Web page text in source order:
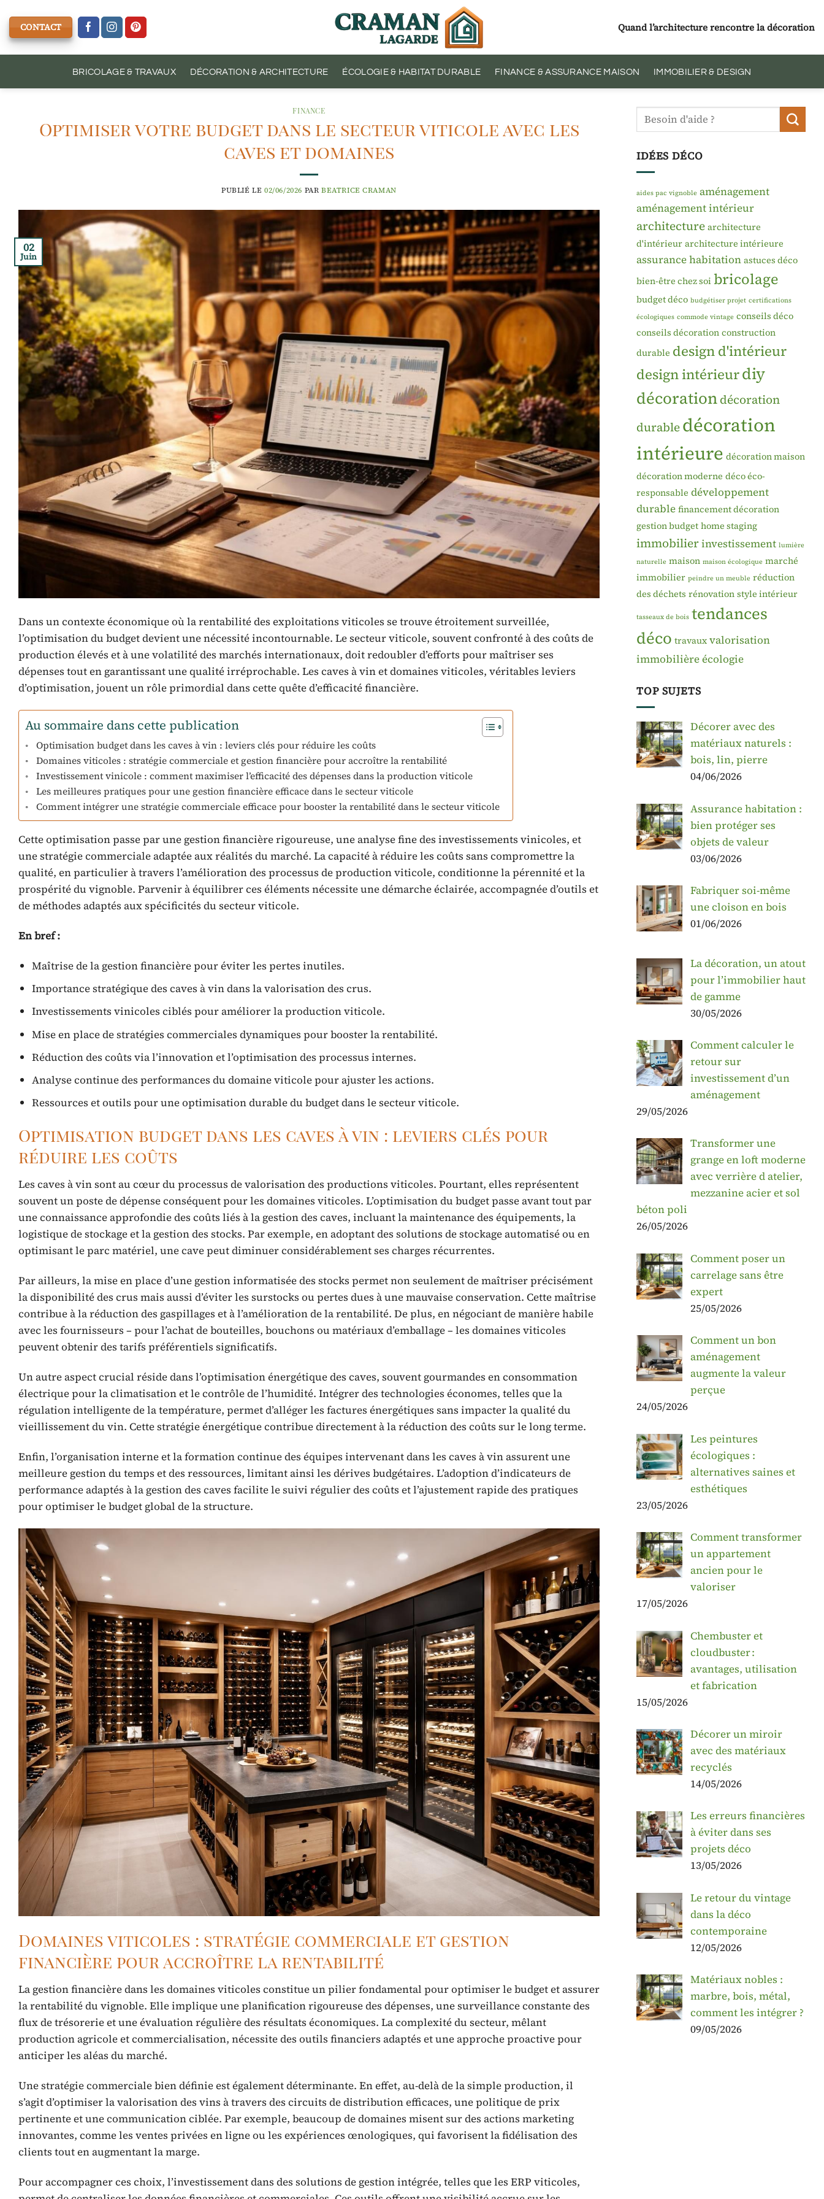
au
contenu
CONTACT Quand l’architecture rencontre la décoration
BRICOLAGE & TRAVAUX DÉCORATION & ARCHITECTURE ÉCOLOGIE & HABITAT DURABLE FINANCE & ASSURANCE MAISON IMMOBILIER & DESIGN
FINANCE
Optimiser votre budget dans le secteur viticole avec les
caves et domaines
PUBLIÉ LE02/06/2026 PAR BEATRICE CRAMAN
02
Juin
Dans un contexte économique où la rentabilité des exploitations viticoles se trouve étroitement surveillée,
l’optimisation du budget devient une nécessité incontournable. Le secteur viticole, souvent confronté à des coûts de
production élevés et à une volatilité des marchés internationaux, doit redoubler d’efforts pour maîtriser ses
dépenses tout en garantissant une qualité irréprochable. Les caves à vin et domaines viticoles, véritables leviers
d’optimisation, jouent un rôle primordial dans cette quête d’efficacité financière.
Au sommaire dans cette publication
Optimisation budget dans les caves à vin : leviers clés pour réduire les coûts
Domaines viticoles : stratégie commerciale et gestion financière pour accroître la rentabilité
Investissement vinicole : comment maximiser l’efficacité des dépenses dans la production viticole
Les meilleures pratiques pour une gestion financière efficace dans le secteur viticole
Comment intégrer une stratégie commerciale efficace pour booster la rentabilité dans le secteur viticole
Cette optimisation passe par une gestion financière rigoureuse, une analyse fine des investissements vinicoles, et
une stratégie commerciale adaptée aux réalités du marché. La capacité à réduire les coûts sans compromettre la
qualité, en particulier à travers l’amélioration des processus de production viticole, conditionne la pérennité et la
prospérité du vignoble. Parvenir à équilibrer ces éléments nécessite une démarche éclairée, accompagnée d’outils et
de méthodes adaptés aux spécificités du secteur viticole.
En bref :
Maîtrise de la gestion financière pour éviter les pertes inutiles.
Importance stratégique des caves à vin dans la valorisation des crus.
Investissements vinicoles ciblés pour améliorer la production viticole.
Mise en place de stratégies commerciales dynamiques pour booster la rentabilité.
Réduction des coûts via l’innovation et l’optimisation des processus internes.
Analyse continue des performances du domaine viticole pour ajuster les actions.
Ressources et outils pour une optimisation durable du budget dans le secteur viticole.
Optimisation budget dans les caves à vin : leviers clés pour
réduire les coûts
Les caves à vin sont au cœur du processus de valorisation des productions viticoles. Pourtant, elles représentent
souvent un poste de dépense conséquent pour les domaines viticoles. L’optimisation du budget passe avant tout par
une connaissance approfondie des coûts liés à la gestion des caves, incluant la maintenance des équipements, la
logistique de stockage et la gestion des stocks. Par exemple, en adoptant des solutions de stockage automatisé ou en
optimisant le parc matériel, une cave peut diminuer considérablement ses charges récurrentes.
Par ailleurs, la mise en place d’une gestion informatisée des stocks permet non seulement de maîtriser précisément
la disponibilité des crus mais aussi d’éviter les surstocks ou pertes dues à une mauvaise conservation. Cette maîtrise
contribue à la réduction des gaspillages et à l’amélioration de la rentabilité. De plus, en négociant de manière habile
avec les fournisseurs – pour l’achat de bouteilles, bouchons ou matériaux d’emballage – les domaines viticoles
peuvent obtenir des tarifs préférentiels significatifs.
Un autre aspect crucial réside dans l’optimisation énergétique des caves, souvent gourmandes en consommation
électrique pour la climatisation et le contrôle de l’humidité. Intégrer des technologies économes, telles que la
régulation intelligente de la température, permet d’alléger les factures énergétiques sans impacter la qualité du
vieillissement du vin. Cette stratégie énergétique contribue directement à la réduction des coûts sur le long terme.
Enfin, l’organisation interne et la formation continue des équipes intervenant dans les caves à vin assurent une
meilleure gestion du temps et des ressources, limitant ainsi les dérives budgétaires. L’adoption d’indicateurs de
performance adaptés à la gestion des caves facilite le suivi régulier des coûts et l’ajustement rapide des pratiques
pour optimiser le budget global de la structure.
Domaines viticoles : stratégie commerciale et gestion
financière pour accroître la rentabilité
La gestion financière dans les domaines viticoles constitue un pilier fondamental pour optimiser le budget et assurer
la rentabilité du vignoble. Elle implique une planification rigoureuse des dépenses, une surveillance constante des
flux de trésorerie et une évaluation régulière des résultats économiques. La complexité du secteur, mêlant
production agricole et commercialisation, nécessite des outils financiers adaptés et une approche proactive pour
anticiper les aléas du marché.
Une stratégie commerciale bien définie est également déterminante. En effet, au-delà de la simple production, il
s’agit d’optimiser la valorisation des vins à travers des circuits de distribution efficaces, une politique de prix
pertinente et une communication ciblée. Par exemple, beaucoup de domaines misent sur des actions marketing
innovantes, comme les ventes privées en ligne ou les expériences œnologiques, qui favorisent la fidélisation des
clients tout en augmentant la marge.
Pour accompagner ces choix, l’investissement dans des solutions de gestion intégrée, telles que les ERP viticoles,
IDÉES DÉCO
aides pac vignoble aménagement
aménagement intérieur
architecture architecture
d'intérieur architecture intérieure
assurance habitation astuces déco
bien-être chez soi bricolage
budget déco budgétiser projet certifications
écologiques commode vintage conseils déco
conseils décoration construction
durable design d'intérieur
design intérieurdiy
décorationdécoration
durabledécoration
intérieure décoration maison
décoration moderne déco éco-
responsable développement
durable financement décoration
gestion budget home staging
immobilierinvestissement lumière
naturelle maison maison écologique marché
immobilier peindre un meuble réduction
des déchets rénovation style intérieur
tasseaux de bois tendances
déco travaux valorisation
immobilièreécologie
TOP SUJETS
Décorer avec des
matériaux naturels :
bois, lin, pierre
04/06/2026
Assurance habitation :
bien protéger ses
objets de valeur
03/06/2026
Fabriquer soi-même
une cloison en bois
01/06/2026
La décoration, un atout
pour l’immobilier haut
de gamme
30/05/2026
Comment calculer le
retour sur
investissement d’un
aménagement
29/05/2026
Transformer une
grange en loft moderne
avec verrière d atelier,
mezzanine acier et sol
béton poli
26/05/2026
Comment poser un
carrelage sans être
expert
25/05/2026
Comment un bon
aménagement
augmente la valeur
perçue
24/05/2026
Les peintures
écologiques :
alternatives saines et
esthétiques
23/05/2026
Comment transformer
un appartement
ancien pour le
valoriser
17/05/2026
Chembuster et
cloudbuster :
avantages, utilisation
et fabrication
15/05/2026
Décorer un miroir
avec des matériaux
recyclés
14/05/2026
Les erreurs financières
à éviter dans ses
projets déco
13/05/2026
Le retour du vintage
dans la déco
contemporaine
12/05/2026
Matériaux nobles :
marbre, bois, métal,
comment les intégrer ?
09/05/2026